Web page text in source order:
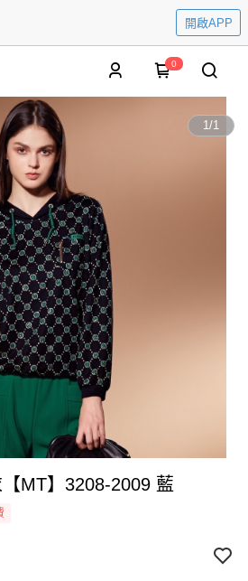
開啟APP
0
1/1
MT】3208-2009 藍